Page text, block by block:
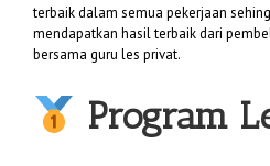
terbaik dalam semua pekerjaan
mendapatkan hasil terbaik dari
bersama guru les privat.
Program